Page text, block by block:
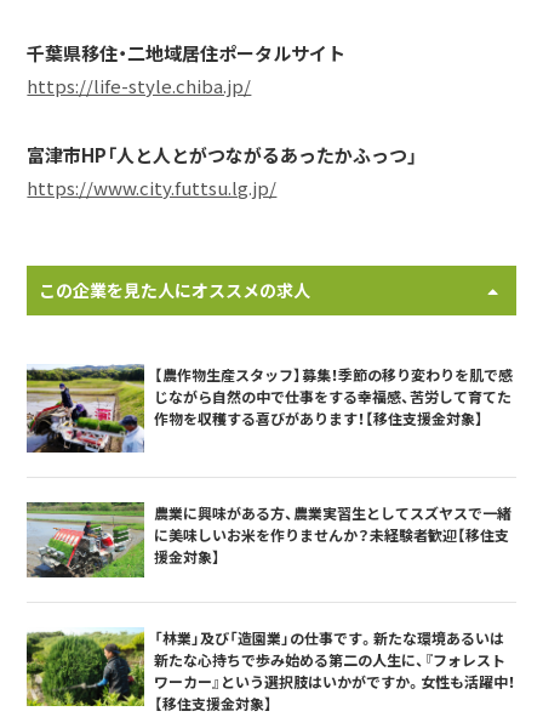
千葉県移住・二地域居住ポータルサイト
https://life-style.chiba.jp/
富津市HP「人と人とがつながるあったかふっつ」
https://www.city.futtsu.lg.jp/
この企業を見た人にオススメの求人
【農作物生産スタッフ】募集！季節の移り変わりを肌で感
じながら自然の中で仕事をする幸福感、苦労して育てた
作物を収穫する喜びがあります！【移住支援金対象】
農業に興味がある方、農業実習生としてスズヤスで一緒
に美味しいお米を作りませんか？未経験者歓迎【移住支
援金対象】
「林業」及び「造園業」の仕事です。新たな環境あるいは
新たな心持ちで歩み始める第二の人生に、『フォレスト
ワーカー』という選択肢はいかがですか。女性も活躍中！
【移住支援金対象】